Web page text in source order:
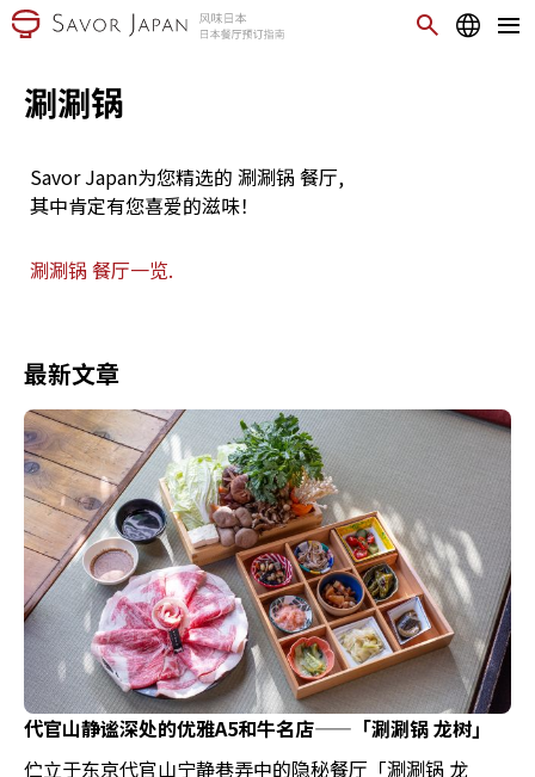
涮涮锅
Savor Japan为您精选的 涮涮锅 餐厅,
其中肯定有您喜爱的滋味！
涮涮锅 餐厅一览.
最新文章
代官山静谧深处的优雅A5和牛名店——「涮涮锅 龙树」
伫立于东京代官山宁静巷弄中的隐秘餐厅「涮涮锅 龙